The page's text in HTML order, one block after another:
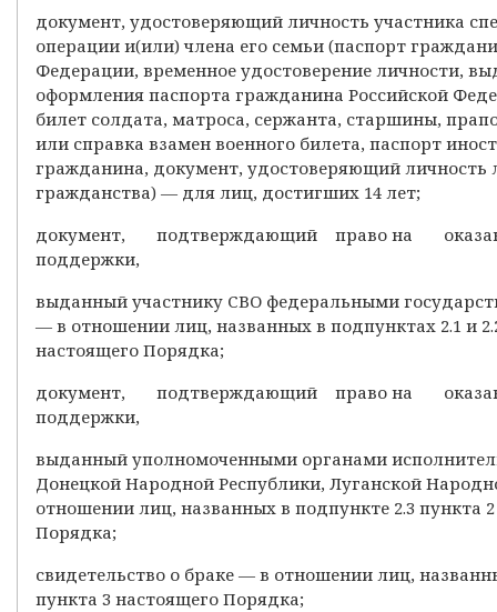
документ, удостоверяющий личность участника
операции и(или) члена его семьи (паспорт
Федерации, временное удостоверение личности,
оформления паспорта гражданина Российской
билет солдата, матроса, сержанта, старшины,
или справка взамен военного билета, паспорт
гражданина, документ, удостоверяющий личность
гражданства) — для лиц, достигших 14 лет;
документ, подтверждающий право на
поддержки,
выданный участнику СВО федеральными
— в отношении лиц, названных в подпунктах 2.1 и
настоящего Порядка;
документ, подтверждающий право на
поддержки,
выданный уполномоченными органами
Донецкой Народной Республики, Луганской
отношении лиц, названных в подпункте 2.3 пункта
Порядка;
свидетельство о браке — в отношении лиц,
пункта 3 настоящего Порядка;